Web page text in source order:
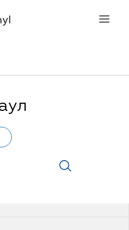
интерьера
интерьере